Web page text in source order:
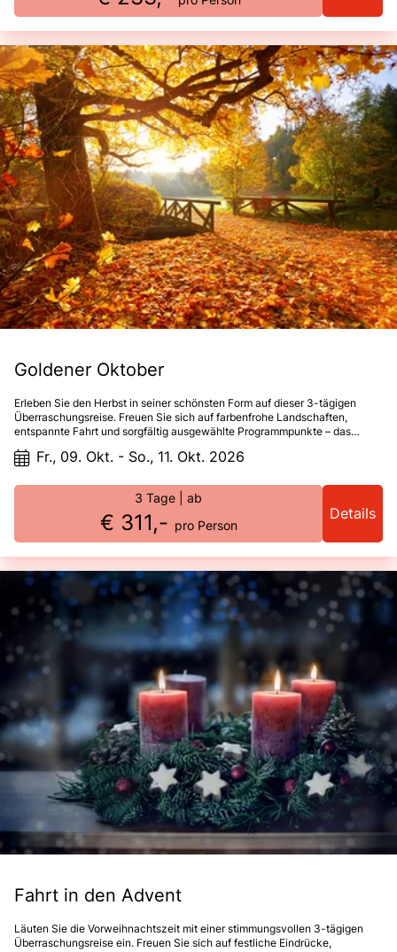
Goldener Oktober
Erleben Sie den Herbst in seiner schönsten Form auf dieser 3-tägigen
Überraschungsreise. Freuen Sie sich auf farbenfrohe Landschaften,
entspannte Fahrt und sorgfältig ausgewählte Programmpunkte – das
Fr., 09. Okt. - So., 11. Okt. 2026
3 Tage | ab
€ 311,- pro Person
Details
Fahrt in den Advent
Läuten Sie die Vorweihnachtszeit mit einer stimmungsvollen 3-tägigen
Überraschungsreise ein. Freuen Sie sich auf festliche Eindrücke,